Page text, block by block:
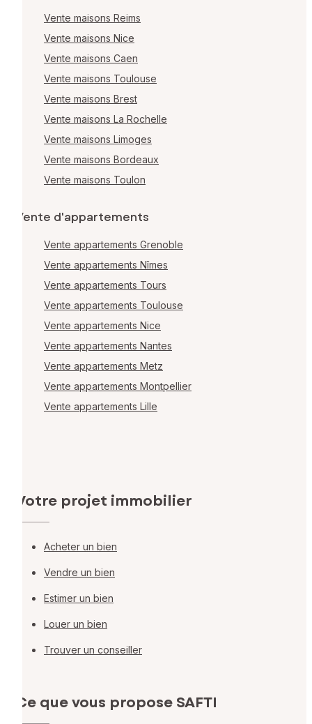
Vente maisons Reims
Vente maisons Nice
Vente maisons Caen
Vente maisons Toulouse
Vente maisons Brest
Vente maisons La Rochelle
Vente maisons Limoges
Vente maisons Bordeaux
Vente maisons Toulon
Vente d'appartements
Vente appartements Grenoble
Vente appartements Nîmes
Vente appartements Tours
Vente appartements Toulouse
Vente appartements Nice
Vente appartements Nantes
Vente appartements Metz
Vente appartements Montpellier
Vente appartements Lille
Votre projet immobilier
Acheter un bien
Vendre un bien
Estimer un bien
Louer un bien
Trouver un conseiller
Ce que vous propose SAFTI